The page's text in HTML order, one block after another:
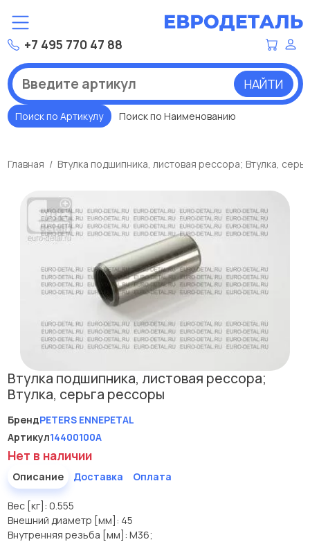
+7 495 770 47 88
НАЙТИ
Поиск по Артикулу Поиск по Наименованию
Главная Втулка подшипника, листовая рессора; Втулка,
Втулка подшипника, листовая рессора;
Втулка, серьга рессоры
БрендPETERS ENNEPETAL
Артикул14400100A
Нет в наличии
Описание Доставка Оплата
Вес [кг]: 0.555
Внешний диаметр [мм]: 45
Внутренняя резьба [мм]: M36;